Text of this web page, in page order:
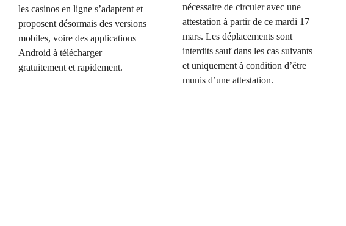
les casinos en ligne s’adaptent et
proposent désormais des versions
mobiles, voire des applications
Android à télécharger
gratuitement et rapidement.
nécessaire de circuler avec une
attestation à partir de ce mardi 17
mars. Les déplacements sont
interdits sauf dans les cas suivants
et uniquement à condition d’être
munis d’une attestation.